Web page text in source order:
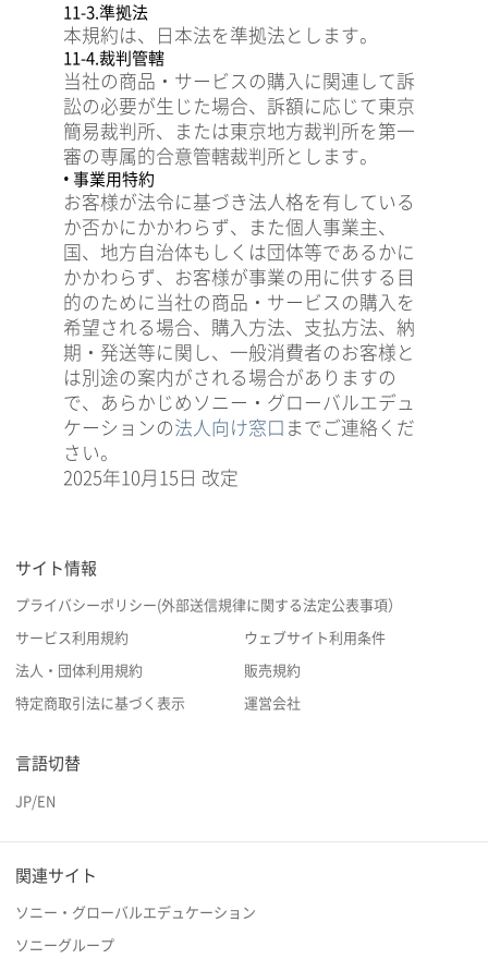
11-3.準拠法
本規約は、日本法を準拠法とします。
11-4.裁判管轄
当社の商品・サービスの購入に関連して訴
訟の必要が生じた場合、訴額に応じて東京
簡易裁判所、または東京地方裁判所を第一
審の専属的合意管轄裁判所とします。
• 事業用特約
お客様が法令に基づき法人格を有している
か否かにかかわらず、また個人事業主、
国、地方自治体もしくは団体等であるかに
かかわらず、お客様が事業の用に供する目
的のために当社の商品・サービスの購入を
希望される場合、購入方法、支払方法、納
期・発送等に関し、一般消費者のお客様と
は別途の案内がされる場合がありますの
で、あらかじめソニー・グローバルエデュ
ケーションの法人向け窓口 までご連絡くだ
さい。
2025年10月15日 改定
サイト情報
プライバシーポリシー(外部送信規律に関する法定公表事項）
サービス利用規約 ウェブサイト利用条件
法人・団体利用規約 販売規約
特定商取引法に基づく表示 運営会社
言語切替
JP/EN
関連サイト
ソニー・グローバルエデュケーション
ソニーグループ